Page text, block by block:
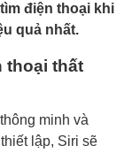
điện thoại khi
quả nhất.
thoại thất
minh và
lập, Siri sẽ